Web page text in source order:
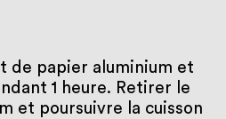
de papier aluminium et
1 heure. Retirer le
et poursuivre la cuisson